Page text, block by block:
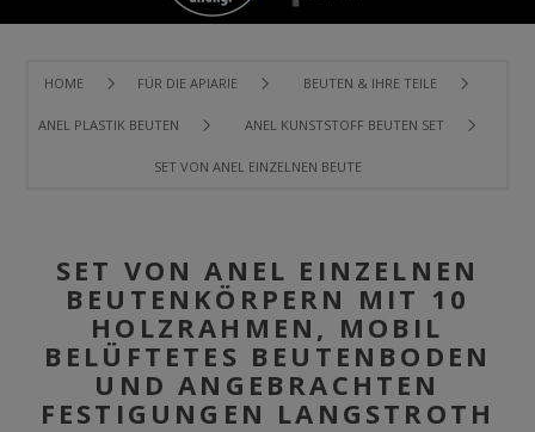
HOME FÜR DIE APIARIE BEUTEN & IHRE TEILE
ANEL PLASTIK BEUTEN ANEL KUNSTSTOFF BEUTEN SET
SET VON ANEL EINZELNEN BEUTENKÖRPERN MIT 10
SET VON ANEL EINZELNEN
BEUTENKÖRPERN MIT 10
HOLZRAHMEN, MOBIL
BELÜFTETES BEUTENBODEN
UND ANGEBRACHTEN
FESTIGUNGEN LANGSTROTH